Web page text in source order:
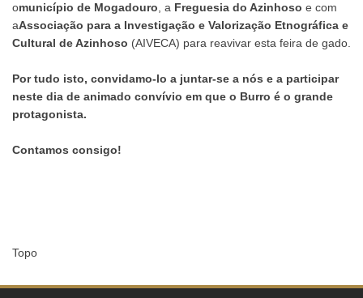
omunicípio de Mogadouro , a Freguesia do Azinhoso e com
aAssociação para a Investigação e Valorização Etnográfica e
Cultural de Azinhoso (AIVECA) para reavivar esta feira de gado.
Por tudo isto, convidamo-lo a juntar-se a nós e a participar
neste dia de animado convívio em que o Burro é o grande
protagonista.
Contamos consigo!
Topo